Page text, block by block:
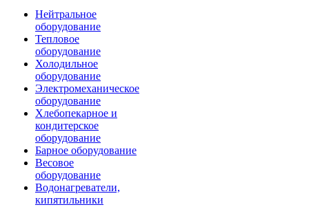
Нейтральное
оборудование
Тепловое
оборудование
Холодильное
оборудование
Электромеханическое
оборудование
Хлебопекарное и
кондитерское
оборудование
Барное оборудование
Весовое
оборудование
Водонагреватели,
кипятильники